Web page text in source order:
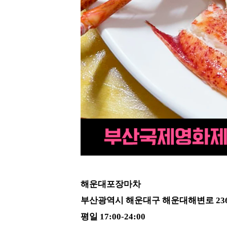
해운대포장마차
부산광역시 해운대구 해운대해변로
평일 17:00-24:00